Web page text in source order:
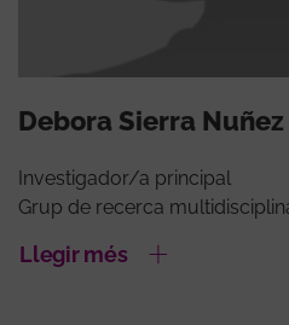
Debora Sierra Nuñez
Investigador/a principal
Grup de recerca
Llegir més